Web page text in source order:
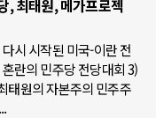
, 최태원, 메가프로젝
시 시작된 미국-이란 전
란의 민주당 전당대회 3)
태원의 자본주의 민주주